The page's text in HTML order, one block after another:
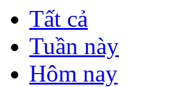
Tất cả
Tuần này
Hôm nay